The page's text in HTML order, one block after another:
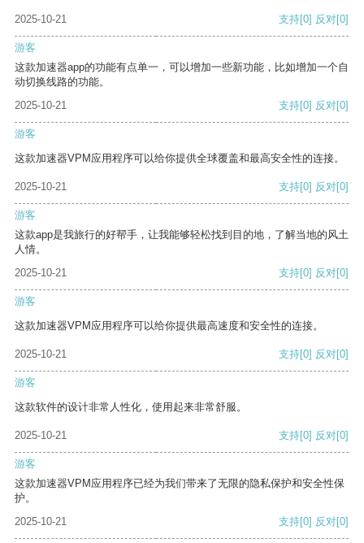
2025-10-21 支持[0] 反对[0]
游客
这款加速器app的功能有点单一，可以增加一些新功能，比如增加一个自
动切换线路的功能。
2025-10-21
支持[0] 反对[0]
游客
这款加速器VPM应用程序可以给你提供全球覆盖和最高安全性的连接。
2025-10-21 支持[0] 反对[0]
游客
这款app是我旅行的好帮手，让我能够轻松找到目的地，了解当地的风土
人情。
2025-10-21
支持[0] 反对[0]
游客
这款加速器VPM应用程序可以给你提供最高速度和安全性的连接。
2025-10-21 支持[0] 反对[0]
游客
这款软件的设计非常人性化，使用起来非常舒服。
2025-10-21 支持[0] 反对[0]
游客
这款加速器VPM应用程序已经为我们带来了无限的隐私保护和安全性保
护。
2025-10-21
支持[0] 反对[0]